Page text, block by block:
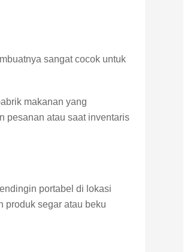
sangat cocok untuk
makanan yang
pesanan atau saat inventaris
portabel di lokasi
produk segar atau beku